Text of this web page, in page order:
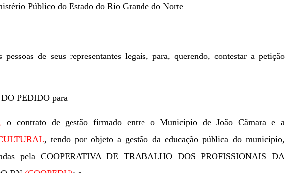
Público do Estado do Rio Grande do Norte
de seus representantes legais, para, querendo, contestar a petição
PEDIDO para
o contrato de gestão firmado entre o Município de João Câmara e a
, tendo por objeto a gestão da educaçãopública do município,
pela COOPERATIVA DE TRABALHO DOS PROFISSIONAIS DA